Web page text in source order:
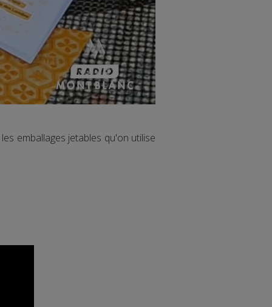
emballages jetables qu'on utilise